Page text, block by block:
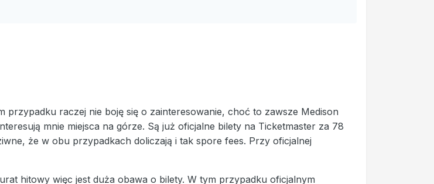
przypadku raczej nie boję się o zainteresowanie, choć to zawsze Medison
mnie miejsca na górze. Są już oficjalne bilety na Ticketmaster za 78
że w obu przypadkach doliczają i tak spore fees. Przy oficjalnej
hitowy więc jest duża obawa o bilety. W tym przypadku oficjalnym